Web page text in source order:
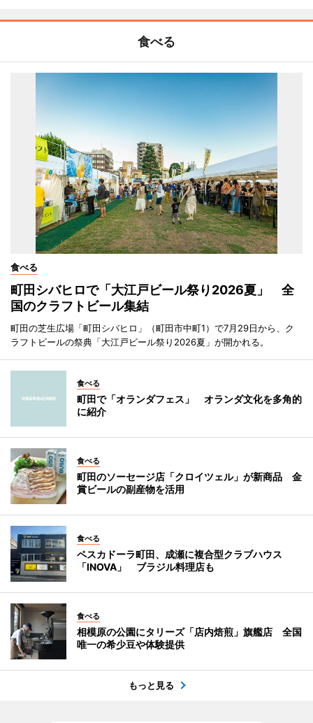
食べる
食べる
町田シバヒロで「大江戸ビール祭り2026夏」 全
国のクラフトビール集結
町田の芝生広場「町田シバヒロ」（町田市中町1）で7月29日から、ク
ラフトビールの祭典「大江戸ビール祭り2026夏」が開かれる。
食べる
町田で「オランダフェス」 オランダ文化を多角的
に紹介
食べる
町田のソーセージ店「クロイツェル」が新商品 金
賞ビールの副産物を活用
食べる
ペスカドーラ町田、成瀬に複合型クラブハウス
「INOVA」 ブラジル料理店も
食べる
相模原の公園にタリーズ「店内焙煎」旗艦店 全国
唯一の希少豆や体験提供
もっと見る